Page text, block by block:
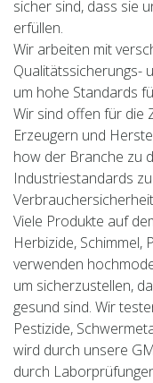
sicher sind, dass sie
erfüllen.
Wir arbeiten mit
Qualitätssicherungs-
um hohe Standards
Wir sind offen für die
Erzeugern und
how der Branche zu
Industriestandards
Viele Produkte auf
Herbizide, Schimmel,
verwenden
um sicherzustellen,
gesund sind. Wir
Pestizide,
wird durch unsere
durch